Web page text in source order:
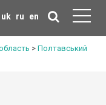
uk ru en
> Полтавський